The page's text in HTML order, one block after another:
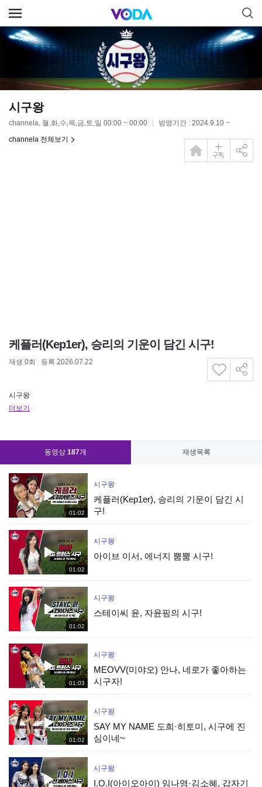
시구왕
channela, 월,화,수,목,금,토,일 00:00 ~ 00:00
방영기간 : 2024.9.10 ~
channela 전체보기
케플러(Kep1er), 승리의 기운이 담긴 시구!
재생 0회 | 등록 2026.07.22
시구왕
더보기
동영상 187개 재생목록
01:02
시구왕
케플러(Kep1er), 승리의 기운이 담긴 시
구!
01:02
시구왕
아이브 이서, 에너지 뿜뿜 시구!
01:02
시구왕
스테이씨 윤, 자윤핑의 시구!
01:03
시구왕
MEOVV(미야오) 안나, 네로가 좋아하는
시구자!
01:02
시구왕
SAY MY NAME 도희·히토미, 시구에 진
심이네~
시구왕
I.O.I(아이오아이) 임나영·김소혜, 갑자기